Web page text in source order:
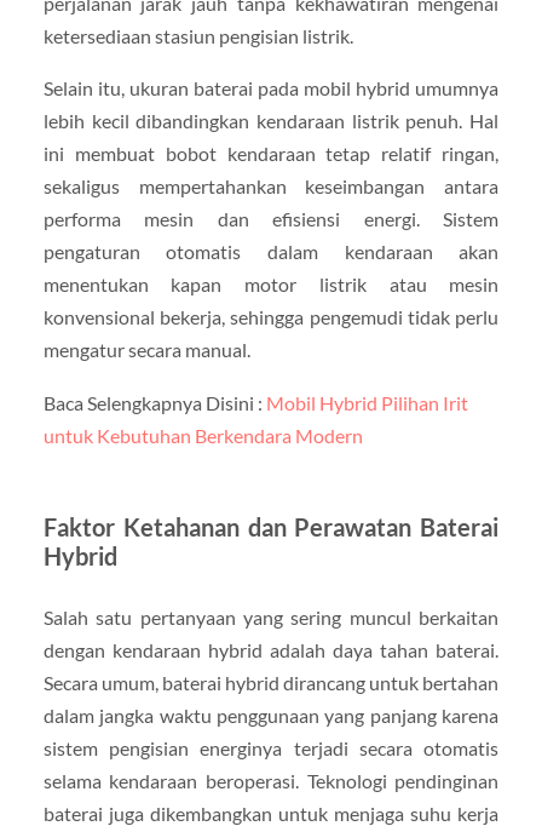
ketersediaan stasiun pengisian listrik.
Selain itu, ukuran baterai pada mobil hybrid umumnya
lebih kecil dibandingkan kendaraan listrik penuh. Hal
ini membuat bobot kendaraan tetap relatif ringan,
sekaligus mempertahankan keseimbangan antara
performa mesin dan efisiensi energi. Sistem
pengaturan otomatis dalam kendaraan akan
menentukan kapan motor listrik atau mesin
konvensional bekerja, sehingga pengemudi tidak perlu
mengatur secara manual.
Baca Selengkapnya Disini : Mobil Hybrid Pilihan Irit
untuk Kebutuhan Berkendara Modern
Faktor Ketahanan dan Perawatan Baterai
Hybrid
Salah satu pertanyaan yang sering muncul berkaitan
dengan kendaraan hybrid adalah daya tahan baterai.
Secara umum, baterai hybrid dirancang untuk bertahan
dalam jangka waktu penggunaan yang panjang karena
sistem pengisian energinya terjadi secara otomatis
selama kendaraan beroperasi. Teknologi pendinginan
baterai juga dikembangkan untuk menjaga suhu kerja